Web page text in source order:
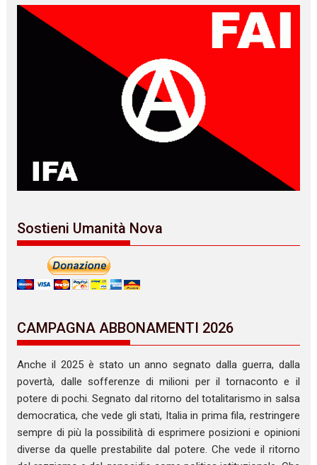
Sostieni Umanità Nova
CAMPAGNA ABBONAMENTI 2026
Anche il 2025 è stato un anno segnato dalla guerra, dalla
povertà, dalle sofferenze di milioni per il tornaconto e il
potere di pochi. Segnato dal ritorno del totalitarismo in salsa
democratica, che vede gli stati, Italia in prima fila, restringere
sempre di più la possibilità di esprimere posizioni e opinioni
diverse da quelle prestabilite dal potere. Che vede il ritorno